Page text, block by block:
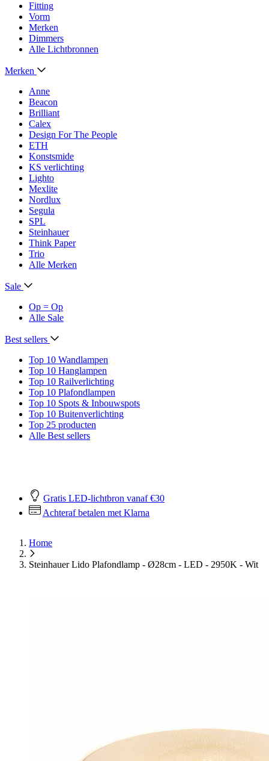
Fitting
Vorm
Merken
Dimmers
Alle Lichtbronnen
Merken
Anne
Beacon
Brilliant
Calex
Design For The People
ETH
Konstsmide
KS verlichting
Lighto
Mexlite
Nordlux
Segula
SPL
Steinhauer
Think Paper
Trio
Alle Merken
Sale
Op = Op
Alle Sale
Best sellers
Top 10 Wandlampen
Top 10 Hanglampen
Top 10 Railverlichting
Top 10 Plafondlampen
Top 10 Spots & Inbouwspots
Top 10 Buitenverlichting
Top 25 producten
Alle Best sellers
Gratis LED-lichtbron vanaf €30
Achteraf betalen met Klarna
Home
Steinhauer Lido Plafondlamp - Ø28cm - LED - 2950K - Wit